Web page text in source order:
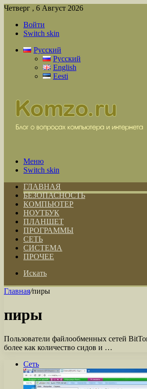
Четверг , 6 Август 2026
Войти
Switch skin
Русский
Русский
English
Eesti
Меню
Switch skin
ГЛАВНАЯ
БЕЗОПАСНОСТЬ
КОМПЬЮТЕР
НОУТБУК
ПЛАНШЕТ
ПРОГРАММЫ
СЕТЬ
СИСТЕМА
ПРОЧЕЕ
Искать
Главная/пиры
пиры
Пользователи файлообменных сетей
более как количество сидов и …
Сеть